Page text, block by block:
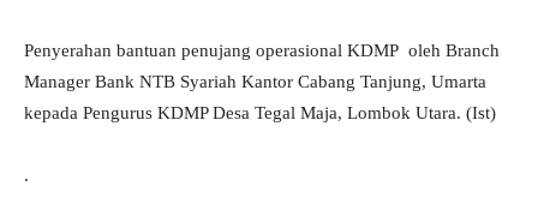
Penyerahan bantuan penujang operasional KDMP oleh Branch
Manager Bank NTB Syariah Kantor Cabang Tanjung, Umarta
kepada Pengurus KDMP Desa Tegal Maja, Lombok Utara. (Ist)
.